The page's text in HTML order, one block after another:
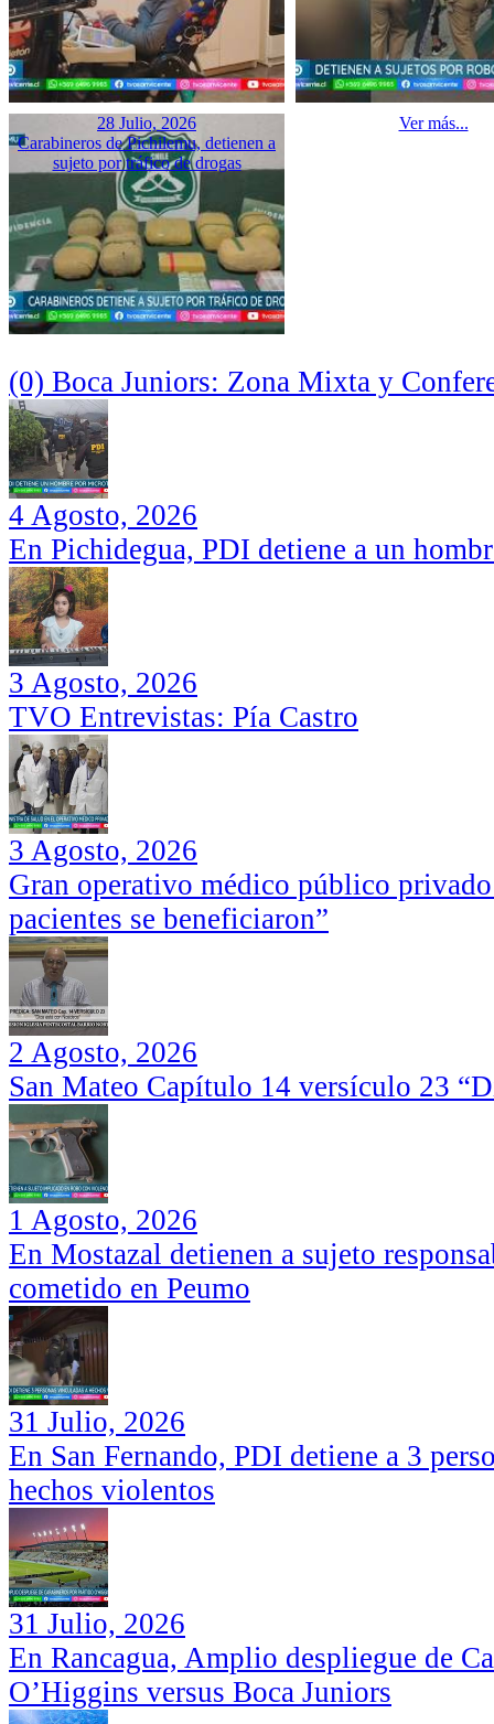
28 Julio, 2026
Carabineros de Pichilemu, detienen a
sujeto por tráfico de drogas
Ver más...
(0) Boca Juniors: Zona Mixta y
4 Agosto, 2026
En Pichidegua, PDI detiene a un
3 Agosto, 2026
TVO Entrevistas: Pía Castro
3 Agosto, 2026
Gran operativo médico público
pacientes se beneficiaron”
2 Agosto, 2026
San Mateo Capítulo 14 versículo 23
1 Agosto, 2026
En Mostazal detienen a sujeto
cometido en Peumo
31 Julio, 2026
En San Fernando, PDI detiene a 3
hechos violentos
31 Julio, 2026
En Rancagua, Amplio despliegue de
O’Higgins versus Boca Juniors